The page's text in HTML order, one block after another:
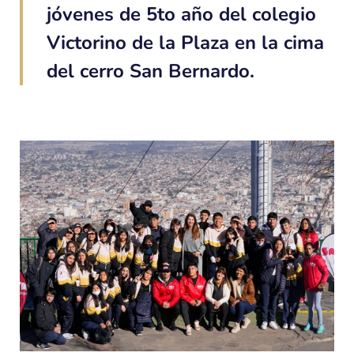
jóvenes de 5to año del colegio
Victorino de la Plaza en la cima
del cerro San Bernardo.